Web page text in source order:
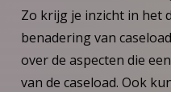
Zo krijg je inzicht in het
benadering van
over de aspecten die
van de caseload. Ook